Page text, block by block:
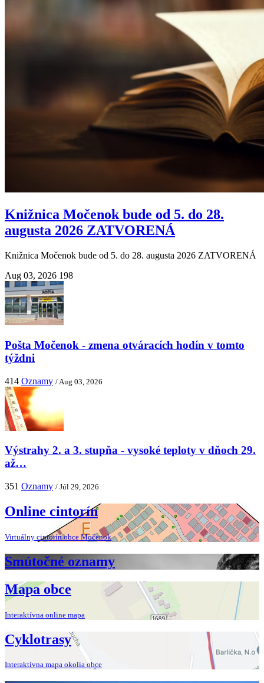
Knižnica Močenok bude od 5. do 28.
augusta 2026 ZATVORENÁ
Knižnica Močenok bude od 5. do 28. augusta 2026 ZATVORENÁ
Aug 03, 2026 198
Pošta Močenok - zmena otváracích hodín v tomto
týždni
414 Oznamy / Aug 03, 2026
Výstrahy 2. a 3. stupňa - vysoké teploty v dňoch 29.
až…
351 Oznamy / Júl 29, 2026
Online cintorín
Virtuálny cintorín obce Močenok
Smútočné oznamy
Mapa obce
Interaktívna online mapa
Cyklotrasy
Interaktívna mapa okolia obce